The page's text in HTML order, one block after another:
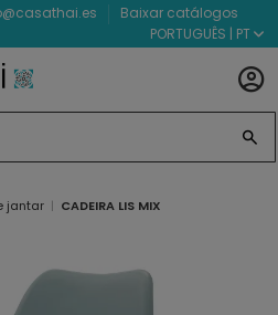
Baixar catálogos
PORTUGUÊS | PT
jantar
CADEIRA LIS MIX